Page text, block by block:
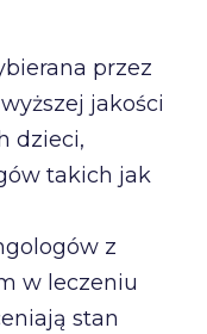
przez
jakości
dzieci,
takich jak
z
w leczeniu
stan